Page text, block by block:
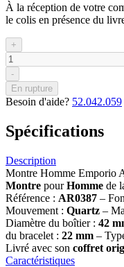
À la réception de votre
le colis en présence du
+
-
En rupture
Besoin d'aide? 52.042.059
Spécifications
Description
Montre Homme Emporio
Montre pourHomme de
Référence : AR0387 –
Mouvement : Quartz –
Diamètre du boîtier : 42
du bracelet : 22 mm –
Livré avec son coffret
Caractéristiques